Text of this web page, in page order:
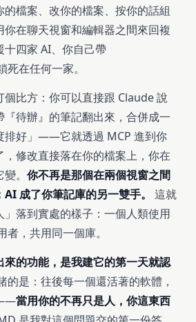
的檔案、改你的檔案、按你的話組
在聊天視窗和編輯器之間來回複
四家 AI、你自己帶
在任何一家。
比方：你可以直接跟 Claude 說
『待辦』的筆記翻出來，合併成一
排好」——它就透過 MCP 進到你
，修改直接落在你的檔案上，你在
。 你不再是那個在兩個視窗之間
成了你筆記庫的另一雙手。
這就
」落到實處的樣子：一個人類使用
，共用同一個庫。
的功能，是我建它的第一天就認
的是：往後每一個還活著的軟體，
當用你的不再只是人，你這東西